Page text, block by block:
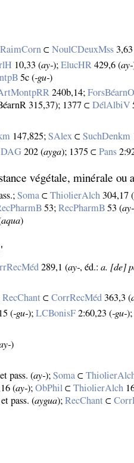
RaimCorn ⊂NoulCDeuxMss
10,33 (ay‑);ElucHR 429,6 (ay‑
5c (‑gu‑)
240b,14;
315,37); 1377 ⊂DélAlbiV
147,825;SAlex ⊂SuchDenkm
DAG 202 (ayga); 1375 ⊂Pans
végétale, minérale ou
Soma ⊂ThiolierAlch 304,17 (
53;RecPharmB 53 (ay‑
aqua)
289,1 (ay‑, éd.:a. [de]
RecChant ⊂CorrRecMéd 363,3 (
(‑gu‑);LCBonisF 2:60,23 (‑gu‑
)
pass. (ay‑);Soma ⊂
(ay‑);ObPhil ⊂ThiolierAlch
pass. (aygua);RecChant ⊂